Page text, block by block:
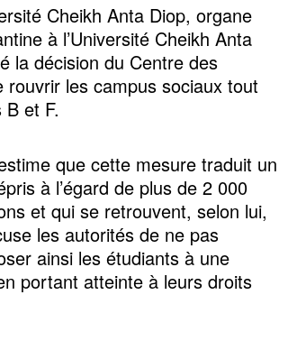
Cheikh Anta Diop, organe
à l’Université Cheikh Anta
la décision du Centre des
les campus sociaux tout
et F.
que cette mesure traduit un
à l’égard de plus de 2 000
et qui se retrouvent, selon lui,
les autorités de ne pas
ainsi les étudiants à une
portant atteinte à leurs droits